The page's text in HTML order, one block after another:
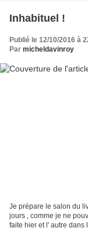
Inhabituel !
Publié le 12/10/2016 à
Par micheldavinroy
Je prépare le salon du
jours , comme je ne
faite hier et l' autre dans